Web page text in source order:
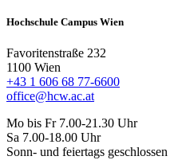
Hochschule Campus Wien
Favoritenstraße 232
1100 Wien
+43 1 606 68 77-6600
office@hcw.ac.at
Mo bis Fr 7.00-21.30 Uhr
Sa 7.00-18.00 Uhr
Sonn- und feiertags geschlossen